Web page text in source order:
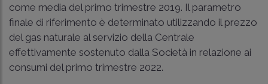
come media del primo trimestre 2019. Il parametro
finale di riferimento è determinato utilizzando il prezzo
del gas naturale al servizio della Centrale
effettivamente sostenuto dalla Società in relazione ai
consumi del primo trimestre 2022.